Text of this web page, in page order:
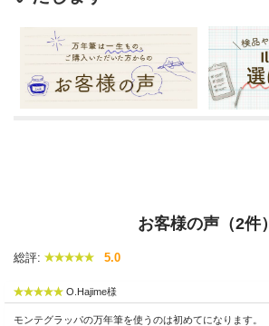
お客様の声（2件）
総評: 5.0
O.Hajime様
モンテグラッパの万年筆を使うのは初めてになります。